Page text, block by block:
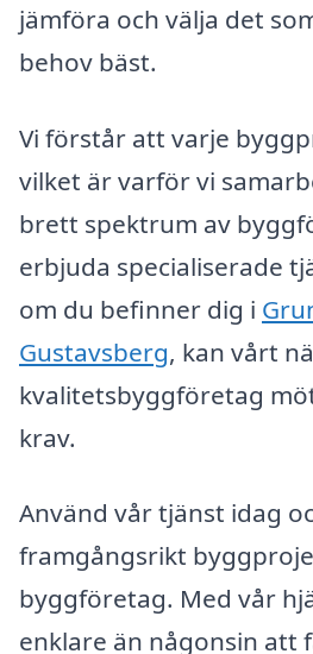
jämföra och välja det
behov bäst.
Vi förstår att varje
vilket är varför vi
brett spektrum av
erbjuda specialiserade
om du befinner dig i
Gustavsberg, kan vårt
kvalitetsbyggföretag
krav.
Använd vår tjänst idag
framgångsrikt
byggföretag. Med vår
enklare än någonsin att